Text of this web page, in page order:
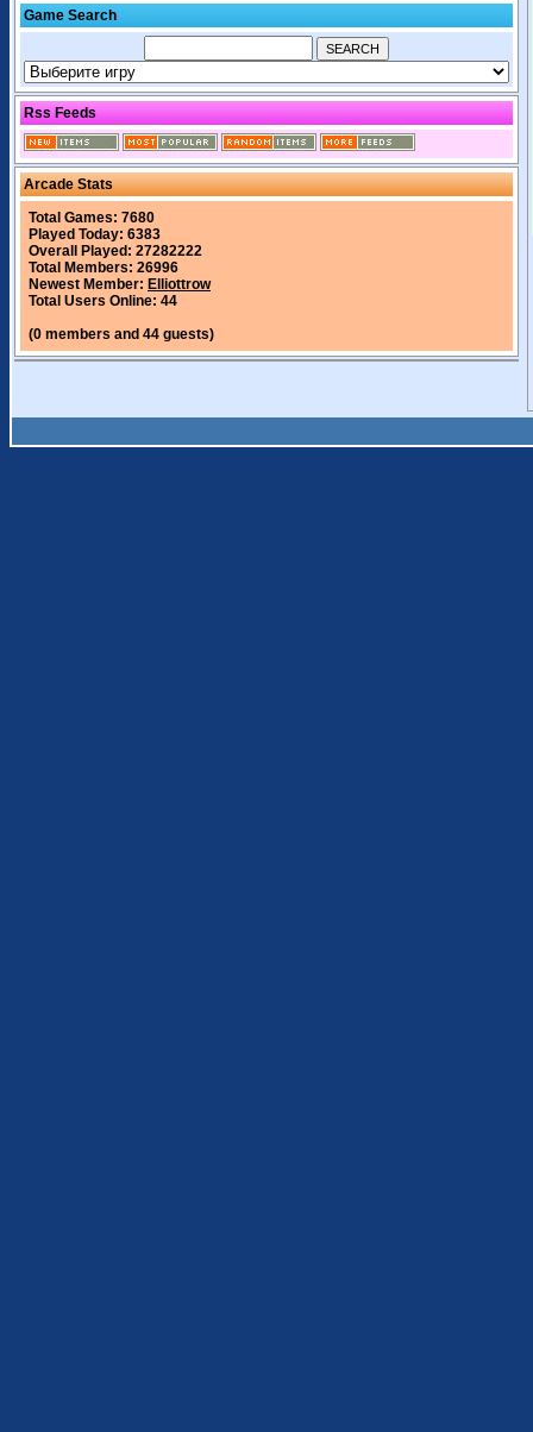
Game Search
Rss Feeds
Arcade Stats
Total Games: 7680
Played Today: 6383
Overall Played: 27282222
Total Members: 26996
Newest Member: Elliottrow
Total Users Online: 44
(0 members and 44 guests)